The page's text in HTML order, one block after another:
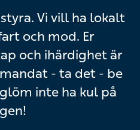
Vi vill ha lokalt
och mod. Er
och ihärdighet är
- ta det - be
inte ha kul på